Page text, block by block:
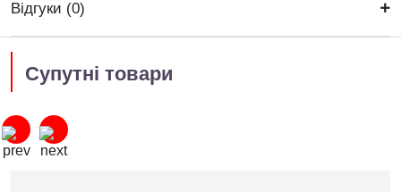
Відгуки (0)
Супутні товари